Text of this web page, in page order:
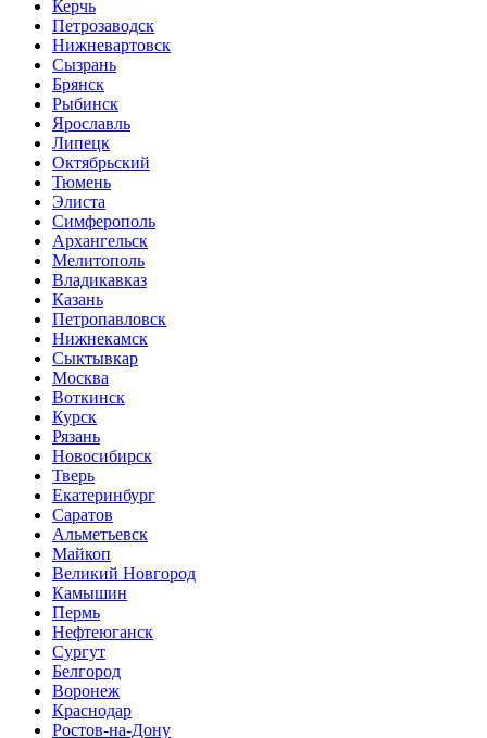
Керчь
Петрозаводск
Нижневартовск
Сызрань
Брянск
Рыбинск
Ярославль
Липецк
Октябрьский
Тюмень
Элиста
Симферополь
Архангельск
Мелитополь
Владикавказ
Казань
Петропавловск
Нижнекамск
Сыктывкар
Москва
Воткинск
Курск
Рязань
Новосибирск
Тверь
Екатеринбург
Саратов
Альметьевск
Майкоп
Великий Новгород
Камышин
Пермь
Нефтеюганск
Сургут
Белгород
Воронеж
Краснодар
Ростов-на-Дону